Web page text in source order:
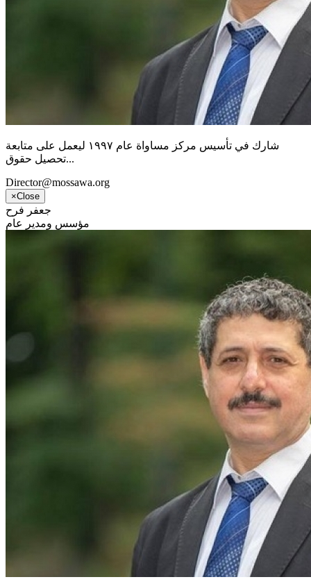
شارك في تأسيس مركز مساواة عام ١٩٩٧ ليعمل على متابعة
تحصيل حقوق...
Director@mossawa.org
×Close
جعفر فرح
مؤسس ومدير عام